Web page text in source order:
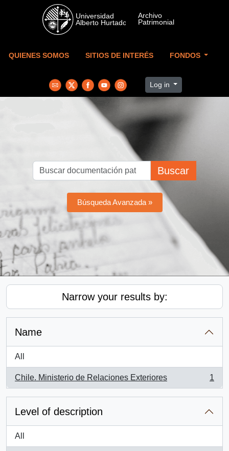
Skip to main content
QUIENES SOMOS SITIOS DE INTERÉS FONDOS
Log in
Buscar
Búsqueda Avanzada »
Narrow your results by:
Name
All
Chile. Ministerio de Relaciones Exteriores
, 1 results
1
Level of description
All